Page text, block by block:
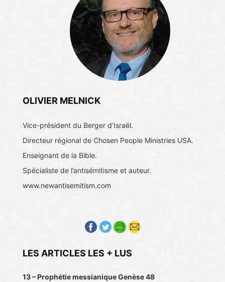
OLIVIER MELNICK
Vice-président du Berger d’Israël.
Directeur régional de Chosen People Ministries USA.
Enseignant de la Bible.
Spécialiste de l’antisémitisme et auteur.
www.newantisemitism.com
LES ARTICLES LES + LUS
13 – Prophétie messianique Genèse 48